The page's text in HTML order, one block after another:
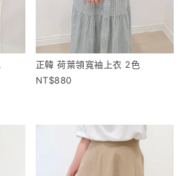
正韓 荷葉領寬袖上衣 2色
880